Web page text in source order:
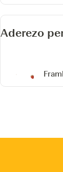
Aderezo